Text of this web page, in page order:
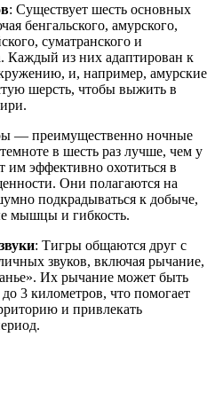
: Существует шесть основных
бенгальского, амурского,
суматранского и
Каждый из них адаптирован к
и, например, амурские
шерсть, чтобы выжить в
— преимущественно ночные
в шесть раз лучше, чем у
им эффективно охотиться в
Они полагаются на
подкрадываться к добыче,
мышцы и гибкость.
: Тигры общаются друг с
звуков, включая рычание,
Их рычание может быть
3 километров, что помогает
и привлекать